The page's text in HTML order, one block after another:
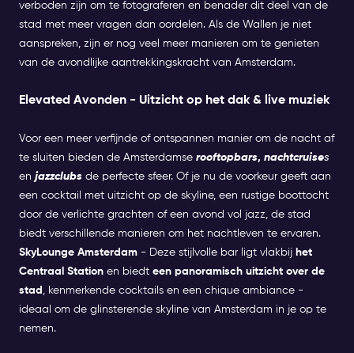
verboden zijn om te fotograferen en benader dit deel van de
stad met meer vragen dan oordelen. Als de Wallen je niet
aanspreken, zijn er nog veel meer manieren om te genieten
van de avondlijke aantrekkingskracht van Amsterdam.
Elevated Avonden - Uitzicht op het dak & live muziek
Voor een meer verfijnde of ontspannen manier om de nacht af
te sluiten bieden de Amsterdamse rooftopbars, nachtcruises
en jazzclubs de perfecte sfeer. Of je nu de voorkeur geeft aan
een cocktail met uitzicht op de skyline, een rustige boottocht
door de verlichte grachten of een avond vol jazz, de stad
biedt verschillende manieren om het nachtleven te ervaren.
SkyLounge Amsterdam - Deze stijlvolle bar ligt vlakbij het
Centraal Station en biedt een panoramisch uitzicht over de
stad , kenmerkende cocktails en een chique ambiance -
ideaal om de glinsterende skyline van Amsterdam in je op te
nemen.